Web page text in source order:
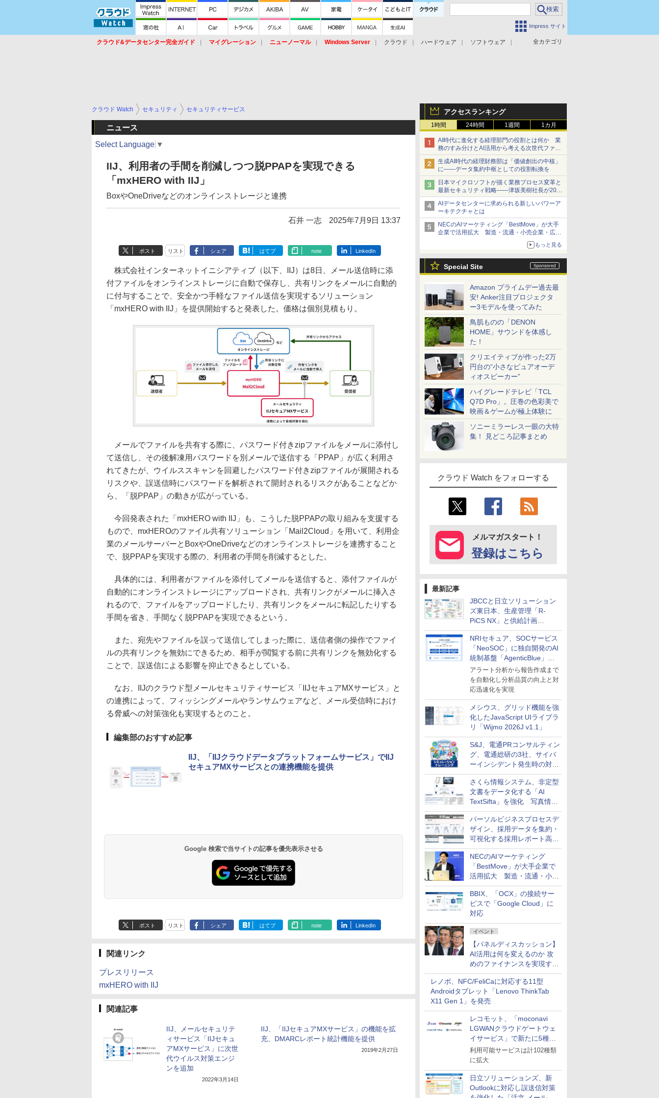
Impress サイト
全カテゴリ
クラウド&データセンター完全ガイド マイグレーション ニューノーマル Windows Server クラウド ハードウェア
ソフトウェア
アクセスランキング
1時間 24時間 1週間 1カ月
AI時代に進化する経理部門の役割とは何か 業
務のすみ分けとAI活用から考える次世代ファイ
ナンス戦略
生成AI時代の経理財務部は「価値創出の中核」
に――データ集約中枢としての役割転換を
日本マイクロソフトが描く業務プロセス変革と
最新セキュリティ戦略――津坂美樹社長が2027
年度戦略を説明
AIデータセンターに求められる新しいパワーア
ーキテクチャとは
NECのAIマーケティング「BestMove」が大手
企業で活用拡大 製造・流通・小売企業・広告
もっと見る
Special Site
Amazon プライムデー過去最
安! Anker注目プロジェクタ
ー3モデルを使ってみた
鳥肌ものの「DENON
HOME」サウンドを体感し
た！
クリエイティブが作った2万
円台の“小さなピュアオーデ
ィオスピーカー”
ハイグレードテレビ「TCL
Q7D Pro」。圧巻の色彩美で
映画＆ゲームが極上体験に
ソニーミラーレス一眼の大特
集！ 見どころ記事まとめ
クラウド Watch をフォローする
メルマガスタート！
登録はこちら
最新記事
JBCCと日立ソリューション
ズ東日本、生産管理「R-
PiCS NX」と供給計画
「scSQUARE ISP」の連携サ
ービスを提供開始
NRIセキュア、SOCサービス
「NeoSOC」に独自開発のAI
統制基盤「AgenticBlue」を
導入
アラート分析から報告作成まで
を自動化し分析品質の向上と対
応迅速化を実現
メシウス、グリッド機能を強
化したJavaScript UIライブラ
リ「Wijmo 2026J v1.1」
S&J、電通PRコンサルティン
グ、電通総研の3社、サイバ
ーインシデント発生時の対応
と危機管理広報を一体的に訓
練するプログラムを提供
さくら情報システム、非定型
文書をデータ化する「AI
TextSifta」を強化 写真情報
のデータ化などに対応
パーソルビジネスプロセスデ
ザイン、採用データを集約・
可視化する採用レポート高速
化サービスを提供
NECのAIマーケティング
「BestMove」が大手企業で
活用拡大 製造・流通・小売
企業・広告代理店などが実装
フェーズへ
BBIX、「OCX」の接続サー
ビスで「Google Cloud」に
対応
イベント
【パネルディスカッション】
AI活用は何を変えるのか 攻
めのファイナンスを実現する
業務設計とマインドセット変
革
レノボ、NFC/FeliCaに対応する11型
Androidタブレット「Lenovo ThinkTab
X11 Gen 1」を発売
レコモット、「moconavi
LGWANクラウドゲートウェ
イサービス」で新たに5種類
のサービスと連携開始
利用可能サービスは計102種類
に拡大
日立ソリューションズ、新
Outlookに対応し誤送信対策
クラウド Watch セキュリティ セキュリティサービス
ニュース
Select Language ▼
IIJ、利用者の手間を削減しつつ脱PPAPを実現できる
「mxHERO with IIJ」
BoxやOneDriveなどのオンラインストレージと連携
石井 一志 2025年7月9日 13:37
ポスト リスト シェア はてブ note LinkedIn
株式会社インターネットイニシアティブ（以下、IIJ）は8日、メール送信時に添
付ファイルをオンラインストレージに自動で保存し、共有リンクをメールに自動的
に付与することで、安全かつ手軽なファイル送信を実現するソリューション
「mxHERO with IIJ」を提供開始すると発表した。価格は個別見積もり。
メールでファイルを共有する際に、パスワード付きzipファイルをメールに添付し
て送信し、その後解凍用パスワードを別メールで送信する「PPAP」が広く利用さ
れてきたが、ウイルススキャンを回避したパスワード付きzipファイルが展開される
リスクや、誤送信時にパスワードを解析されて開封されるリスクがあることなどか
ら、「脱PPAP」の動きが広がっている。
今回発表された「mxHERO with IIJ」も、こうした脱PPAPの取り組みを支援する
もので、mxHEROのファイル共有ソリューション「Mail2Cloud」を用いて、利用企
業のメールサーバーとBoxやOneDriveなどのオンラインストレージを連携すること
で、脱PPAPを実現する際の、利用者の手間を削減するとした。
具体的には、利用者がファイルを添付してメールを送信すると、添付ファイルが
自動的にオンラインストレージにアップロードされ、共有リンクがメールに挿入さ
れるので、ファイルをアップロードしたり、共有リンクをメールに転記したりする
手間を省き、手間なく脱PPAPを実現できるという。
また、宛先やファイルを誤って送信してしまった際に、送信者側の操作でファイ
ルの共有リンクを無効にできるため、相手が閲覧する前に共有リンクを無効化する
ことで、誤送信による影響を抑止できるとしている。
なお、IIJのクラウド型メールセキュリティサービス「IIJセキュアMXサービス」と
の連携によって、フィッシングメールやランサムウェアなど、メール受信時におけ
る脅威への対策強化も実現するとのこと。
編集部のおすすめ記事
IIJ、「IIJクラウドデータプラットフォームサービス」でIIJ
セキュアMXサービスとの連携機能を提供
Google 検索で当サイトの記事を優先表示させる
ポスト リスト シェア はてブ note LinkedIn
関連リンク
プレスリリース
mxHERO with IIJ
関連記事
IIJ、メールセキュリテ
ィサービス「IIJセキュ
アMXサービス」に次世
代ウイルス対策エンジ
ンを追加
2022年3月14日
IIJ、「IIJセキュアMXサービス」の機能を拡
充、DMARCレポート統計機能を提供
2019年2月27日